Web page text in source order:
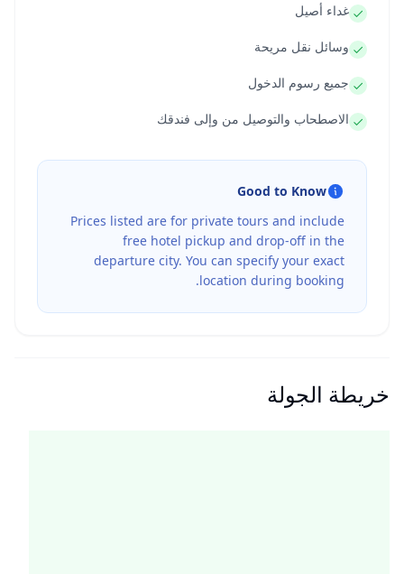
غداء أصيل
وسائل نقل مريحة
جميع رسوم الدخول
الاصطحاب والتوصيل من وإلى فندقك
Good to Know
Prices listed are for private tours and include
free hotel pickup and drop-off in the
departure city. You can specify your exact
location during booking.
خريطة الجولة